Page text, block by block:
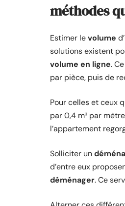
méthodes
Estimer levolume
solutions existent
volume en ligne.
par pièce, puis de
Pour celles et ceux
par 0,4 m³ par
l’appartement
Solliciter un
d’entre eux
déménager. Ce